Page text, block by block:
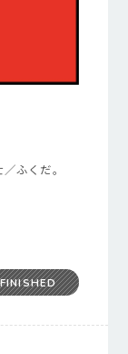
ふくだ。
FINISHED